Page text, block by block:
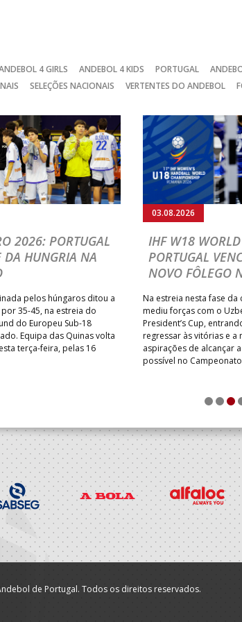
4 GIRLS ANDEBOL 4 KIDS PORTUGAL
SELEÇÕES NACIONAIS VERTENTES DO ANDEBOL
2026: PORTUGAL
DA HUNGRIA NA
pelos húngaros ditou a
35-45, na estreia do
do Europeu Sub-18
Equipa das Quinas volta
terça-feira, pelas 16
03.08.2026
IHF W18
PORTUGAL
NOVO FÔLEGO
Na estreia nesta fase
mediu forças com o
President’s Cup,
regressar às vitórias e a
aspirações de alcançar
possível no
1 2 3
de Portugal. Todos os direitos reservados.